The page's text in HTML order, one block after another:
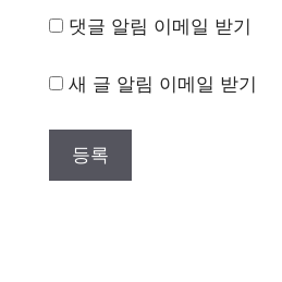
댓글 알림 이메일 받기
새 글 알림 이메일 받기